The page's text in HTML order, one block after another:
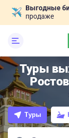
Выгодные
продаже
Туры
Туры